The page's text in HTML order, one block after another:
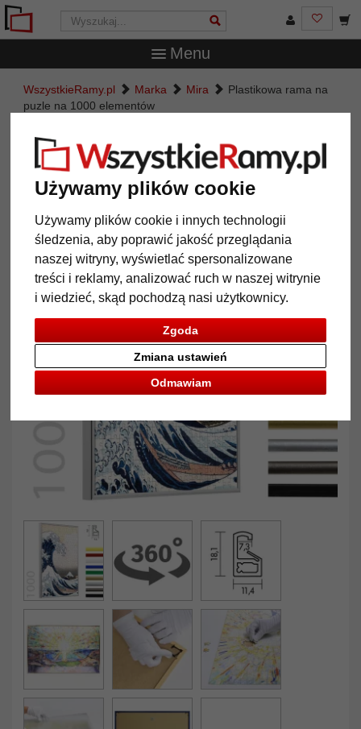
Używamy plików cookie
Używamy plików cookie i innych technologii
śledzenia, aby poprawić jakość przeglądania
naszej witryny, wyświetlać spersonalizowane
treści i reklamy, analizować ruch w naszej witrynie
i wiedzieć, skąd pochodzą nasi użytkownicy.
Zgoda
Odmawiam
Zmiana ustawień
Menu
WszystkieRamy.pl Marka Mira
Plastikowa rama na
puzle na 1000 elementów
Plastikowa rama na puzle na 1000
elementów